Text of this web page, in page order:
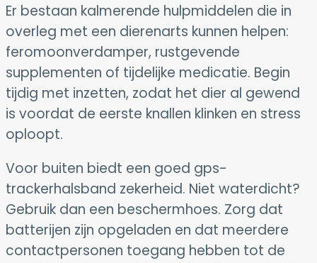
Er bestaan kalmerende hulpmiddelen die in
overleg met een dierenarts kunnen helpen:
feromoonverdamper, rustgevende
supplementen of tijdelijke medicatie. Begin
tijdig met inzetten, zodat het dier al gewend
is voordat de eerste knallen klinken en stress
oploopt.
Voor buiten biedt een goed gps-
trackerhalsband zekerheid. Niet waterdicht?
Gebruik dan een beschermhoes. Zorg dat
batterijen zijn opgeladen en dat meerdere
contactpersonen toegang hebben tot de